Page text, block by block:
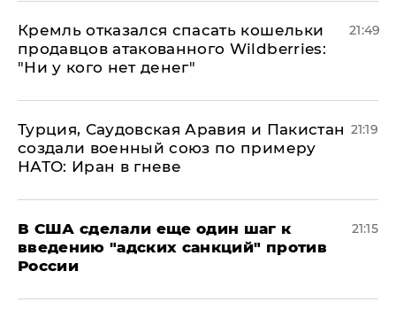
Кремль отказался спасать кошельки
продавцов атакованного Wildberries:
"Ни у кого нет денег"
21:49
Турция, Саудовская Аравия и Пакистан
создали военный союз по примеру
НАТО: Иран в гневе
21:19
В США сделали еще один шаг к
введению "адских санкций" против
России
21:15